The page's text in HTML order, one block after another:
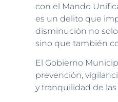
con el Mando
es un delito que
disminución no
sino que también
El Gobierno
prevención,
y tranquilidad de